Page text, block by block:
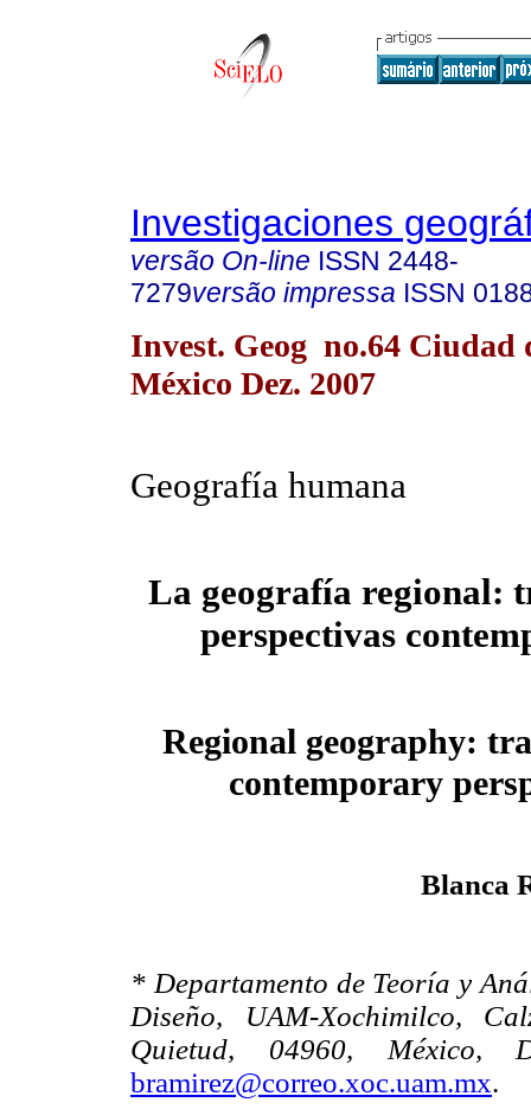
Investigaciones
versão On-line ISSN 2448-
7279versão impressa ISSN
Invest. Geog no.64 Ciudad
México Dez. 2007
Geografía humana
La geografía regional:
perspectivas
Regional geography:
contemporary
Blanca
* Departamento de Teoría y
Diseño, UAM-Xochimilco,
Quietud, 04960, México,
bramirez@correo.xoc.uam.mx.